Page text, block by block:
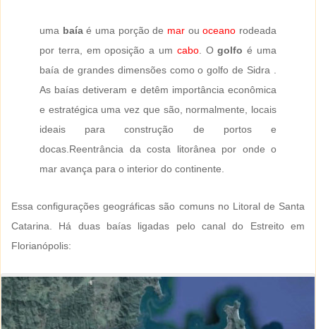
uma baíaé uma porção de mar ouoceano rodeada
por terra, em oposição a um cabo. Ogolfo é uma
baía de grandes dimensões como o golfo de Sidra .
As baías detiveram e detêm importância econômica
e estratégica uma vez que são, normalmente, locais
ideais para construção de portos e
docas.Reentrância da costa litorânea por onde o
mar avança para o interior do continente.
Essa configurações geográficas são comuns no Litoral de Santa
Catarina. Há duas baías ligadas pelo canal do Estreito em
Florianópolis: